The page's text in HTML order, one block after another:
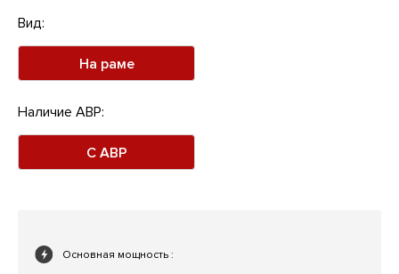
Вид:
На раме
Наличие АВР:
С АВР
Основная мощность :